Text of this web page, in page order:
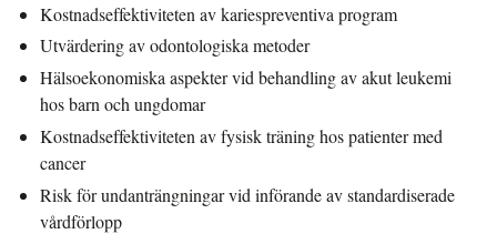
Kostnadseffektiviteten av kariespreventiva program
Utvärdering av odontologiska metoder
Hälsoekonomiska aspekter vid behandling av akut leukemi
hos barn och ungdomar
Kostnadseffektiviteten av fysisk träning hos patienter med
cancer
Risk för undanträngningar vid införande av standardiserade
vårdförlopp